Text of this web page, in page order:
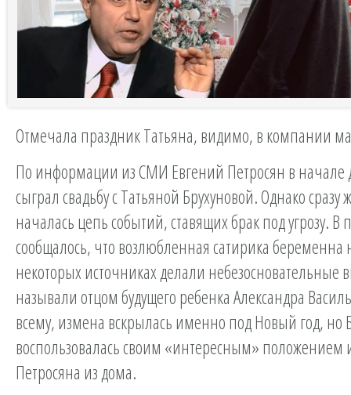
Отмечала праздник Татьяна, видимо, в компании
По информации из СМИ Евгений Петросян в начале
сыграл свадьбу с Татьяной Брухуновой. Однако сразу
началась цепь событий, ставящих брак под угрозу. В
сообщалось, что возлюбленная сатирика беременна
некоторых источниках делали небезосновательные
называли отцом будущего ребенка Александра
всему, измена вскрылась именно под Новый год, но
воспользовалась своим «интересным» положением
Петросяна из дома.